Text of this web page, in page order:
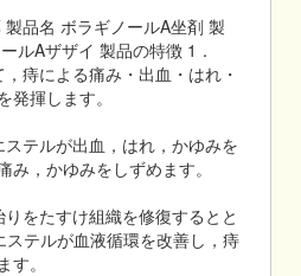
品名 ボラギノールA坐剤 製
ルAザザイ 製品の特徴 1．
痔による痛み・出血・はれ・
発揮します。
テルが出血，はれ，かゆみを
み，かゆみをしずめます。
をたすけ組織を修復するとと
ステルが血液循環を改善し，痔
。